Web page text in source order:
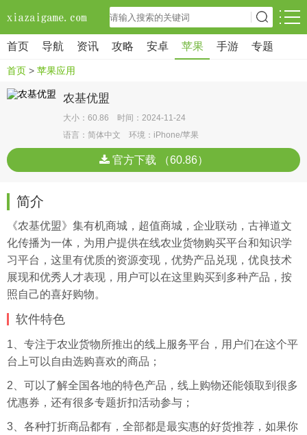
首页 导航 资讯 攻略 安卓 苹果 手游 专题
首页 > 苹果应用
农基优盟
大小：60.86 时间：2024-11-24
语言：简体中文 环境：iPhone/苹果
官方下载 （60.86）
简介
《农基优盟》集有机商城，超值商城，企业联动，古禅道文
化传播为一体，为用户提供在线农业货物购买平台和知识学
习平台，这里有优质的资源变现，优势产品兑现，优良技术
展现和优秀人才表现，用户可以在这里购买到多种产品，按
照自己的喜好购物。
软件特色
1、专注于农业货物所推出的线上服务平台，用户们在这个平
台上可以自由选购喜欢的商品；
2、可以了解全国各地的特色产品，线上购物还能领取到很多
优惠券，还有很多专题折扣活动参与；
3、各种打折商品都有，全部都是最实惠的好货推荐，如果你